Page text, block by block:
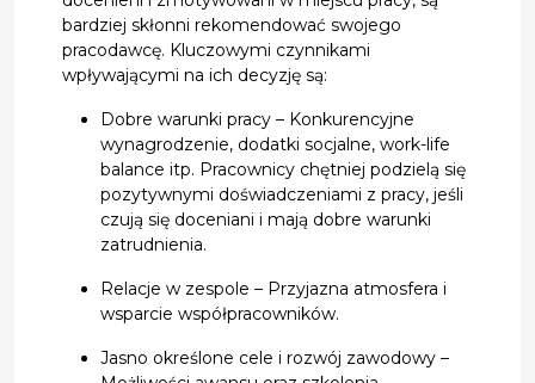
bardziej skłonni rekomendować swojego
pracodawcę. Kluczowymi czynnikami
wpływającymi na ich decyzję są:
Dobre warunki pracy – Konkurencyjne
wynagrodzenie, dodatki socjalne, work-life
balance itp. Pracownicy chętniej podzielą się
pozytywnymi doświadczeniami z pracy, jeśli
czują się doceniani i mają dobre warunki
zatrudnienia.
Relacje w zespole – Przyjazna atmosfera i
wsparcie współpracowników.
Jasno określone cele i rozwój zawodowy –